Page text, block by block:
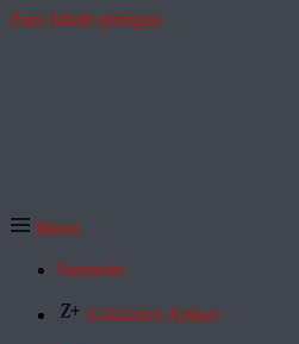
Zum Inhalt springen
Menü
Startseite
Exklusive Artikel